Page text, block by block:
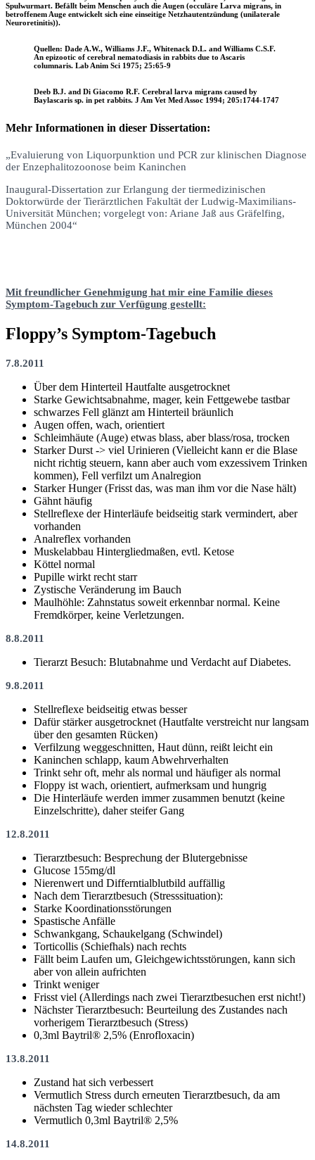
Spulwurmart. Befällt beim Menschen auch die Augen (occuläre Larva migrans, in
betroffenem Auge entwickelt sich eine einseitige Netzhautentzündung (unilaterale
Neuroretinitis)).
Quellen: Dade A.W., Williams J.F., Whitenack D.L. and Williams C.S.F.
An epizootic of cerebral nematodiasis in rabbits due to Ascaris
columnaris. Lab Anim Sci 1975; 25:65-9
Deeb B.J. and Di Giacomo R.F. Cerebral larva migrans caused by
Baylascaris sp. in pet rabbits. J Am Vet Med Assoc 1994; 205:1744-1747
Mehr Informationen in dieser Dissertation:
„Evaluierung von Liquorpunktion und PCR zur klinischen Diagnose
der Enzephalitozoonose beim Kaninchen
Inaugural-Dissertation zur Erlangung der tiermedizinischen
Doktorwürde der Tierärztlichen Fakultät der Ludwig-Maximilians-
Universität München; vorgelegt von: Ariane Jaß aus Gräfelfing,
München 2004“
Mit freundlicher Genehmigung hat mir eine Familie dieses
Symptom-Tagebuch zur Verfügung gestellt:
Floppy’s Symptom-Tagebuch
7.8.2011
Über dem Hinterteil Hautfalte ausgetrocknet
Starke Gewichtsabnahme, mager, kein Fettgewebe tastbar
schwarzes Fell glänzt am Hinterteil bräunlich
Augen offen, wach, orientiert
Schleimhäute (Auge) etwas blass, aber blass/rosa, trocken
Starker Durst -> viel Urinieren (Vielleicht kann er die Blase
nicht richtig steuern, kann aber auch vom exzessivem Trinken
kommen), Fell verfilzt um Analregion
Starker Hunger (Frisst das, was man ihm vor die Nase hält)
Gähnt häufig
Stellreflexe der Hinterläufe beidseitig stark vermindert, aber
vorhanden
Analreflex vorhanden
Muskelabbau Hintergliedmaßen, evtl. Ketose
Köttel normal
Pupille wirkt recht starr
Zystische Veränderung im Bauch
Maulhöhle: Zahnstatus soweit erkennbar normal. Keine
Fremdkörper, keine Verletzungen.
8.8.2011
Tierarzt Besuch: Blutabnahme und Verdacht auf Diabetes.
9.8.2011
Stellreflexe beidseitig etwas besser
Dafür stärker ausgetrocknet (Hautfalte verstreicht nur langsam
über den gesamten Rücken)
Verfilzung weggeschnitten, Haut dünn, reißt leicht ein
Kaninchen schlapp, kaum Abwehrverhalten
Trinkt sehr oft, mehr als normal und häufiger als normal
Floppy ist wach, orientiert, aufmerksam und hungrig
Die Hinterläufe werden immer zusammen benutzt (keine
Einzelschritte), daher steifer Gang
12.8.2011
Tierarztbesuch: Besprechung der Blutergebnisse
Glucose 155mg/dl
Nierenwert und Differntialblutbild auffällig
Nach dem Tierarztbesuch (Stresssituation):
Starke Koordinationsstörungen
Spastische Anfälle
Schwankgang, Schaukelgang (Schwindel)
Torticollis (Schiefhals) nach rechts
Fällt beim Laufen um, Gleichgewichtsstörungen, kann sich
aber von allein aufrichten
Trinkt weniger
Frisst viel (Allerdings nach zwei Tierarztbesuchen erst nicht!)
Nächster Tierarztbesuch: Beurteilung des Zustandes nach
vorherigem Tierarztbesuch (Stress)
0,3ml Baytril® 2,5% (Enrofloxacin)
13.8.2011
Zustand hat sich verbessert
Vermutlich Stress durch erneuten Tierarztbesuch, da am
nächsten Tag wieder schlechter
Vermutlich 0,3ml Baytril® 2,5%
14.8.2011